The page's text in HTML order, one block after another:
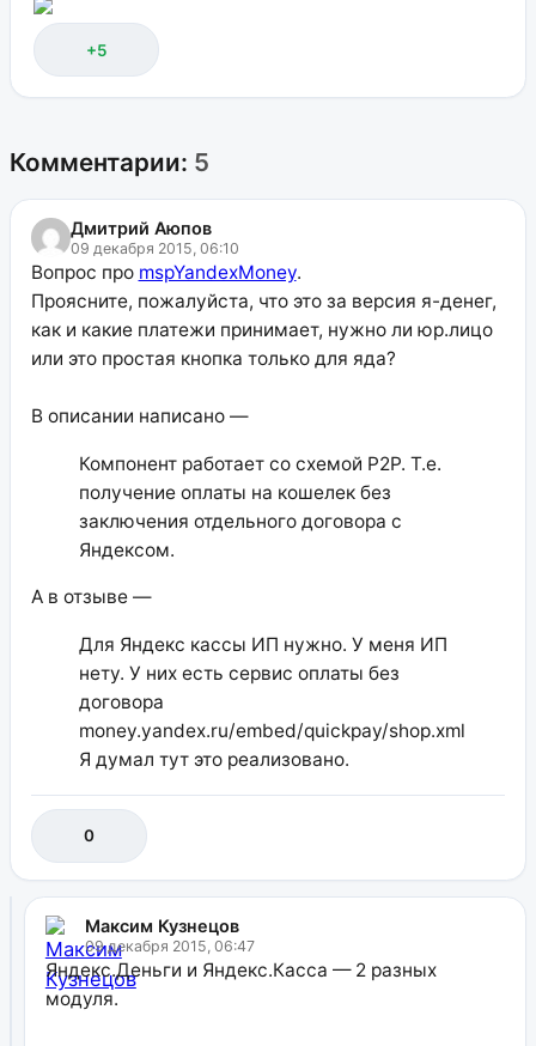
+5
Комментарии: 5
Дмитрий Аюпов
09 декабря 2015, 06:10
Вопрос про mspYandexMoney.
Проясните, пожалуйста, что это за версия я-денег,
как и какие платежи принимает, нужно ли юр.лицо
или это простая кнопка только для яда?
В описании написано —
Компонент работает со схемой P2P. Т.е.
получение оплаты на кошелек без
заключения отдельного договора с
Яндексом.
А в отзыве —
Для Яндекс кассы ИП нужно. У меня ИП
нету. У них есть сервис оплаты без
договора
money.yandex.ru/embed/quickpay/shop.xml
Я думал тут это реализовано.
0
Максим Кузнецов
09 декабря 2015, 06:47
Яндекс.Деньги и Яндекс.Касса — 2 разных
модуля.